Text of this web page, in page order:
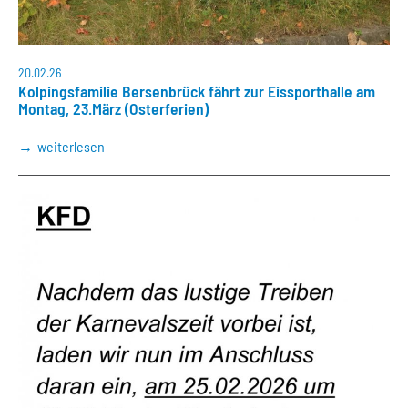
20.02.26
Kolpingsfamilie Bersenbrück fährt zur Eissporthalle am
Montag, 23.März (Osterferien)
weiterlesen